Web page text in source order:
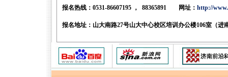
报名热线： 0531-86607195 ， 88365891 网址： http://
报名地址：山大南路27号山大中心校区培训办公楼106室（进